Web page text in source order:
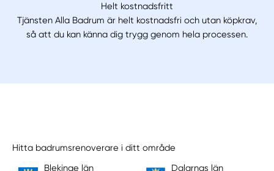
Helt kostnadsfritt
Tjänsten Alla Badrum är helt kostnadsfri och utan köpkrav,
så att du kan känna dig trygg genom hela processen.
Hitta badrumsrenoverare i ditt område
Blekinge län
Dalarnas län